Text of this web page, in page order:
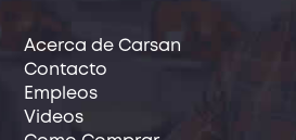
Acerca de Carsan
Contacto
Empleos
Videos